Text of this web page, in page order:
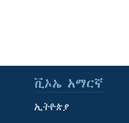
ቪኦኤ አማርኛ
ኢትዮጵያ